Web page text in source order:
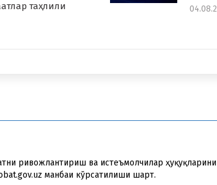
таҳлили
ривожлантириш ва истеъмолчилар
манбаи кўрсатилиши шарт.